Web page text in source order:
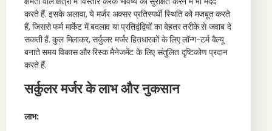
करते हैं. इसके अलावा, ये मर्जर अक्सर प्रतिस्पर्धी स्थिति को मजबूत करते
हैं, जिससे फर्म मार्केट में बदलाव या प्रतिद्वंद्वियों का बेहतर तरीके से जवाब दे
सकती हैं. कुल मिलाकर, सर्कुलर मर्जर हितधारकों के लिए लॉन्ग-टर्म वैल्यू
बनाते समय विकास और रिस्क मैनेजमेंट के लिए संतुलित दृष्टिकोण प्रदान
करते हैं.
सर्कुलर मर्जर के लाभ और नुकसान
लाभ: